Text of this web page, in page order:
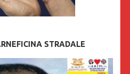
STRADALE